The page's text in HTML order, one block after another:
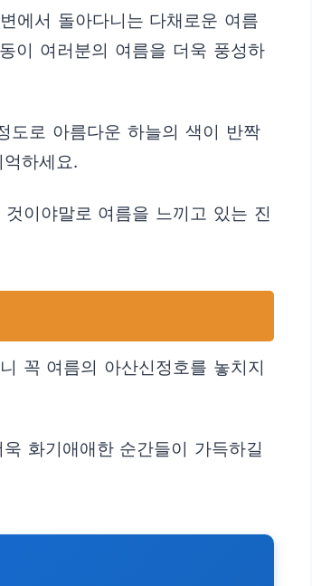
에서 돌아다니는 다채로운 여름
이 여러분의 여름을 더욱 풍성하
도로 아름다운 하늘의 색이 반짝
하세요.
이야말로 여름을 느끼고 있는 진
꼭 여름의 아산신정호를 놓치지
화기애애한 순간들이 가득하길